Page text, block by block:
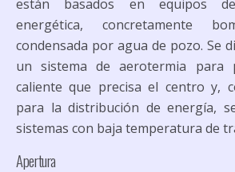
están basados en equipos
energética, concretamente
condensada por agua de pozo. Se
un sistema de aerotermia para
caliente que precisa el centro y,
para la distribución de energía,
sistemas con baja temperatura de
Apertura